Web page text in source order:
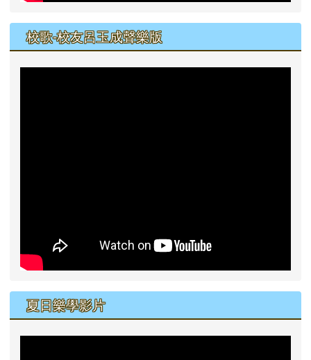
校歌-校友呂玉成聲樂版
夏日樂學影片